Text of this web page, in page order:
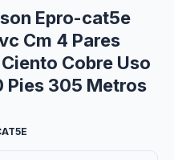
Epro-cat5e
Cm 4 Pares
Cobre Uso
Pies 305 Metros